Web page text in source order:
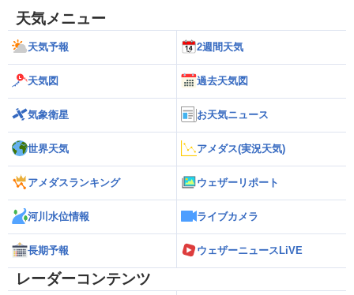
天気メニュー
天気予報 2週間天気
天気図 過去天気図
気象衛星 お天気ニュース
世界天気 アメダス(実況天気)
アメダスランキング ウェザーリポート
河川水位情報 ライブカメラ
長期予報 ウェザーニュースLiVE
レーダーコンテンツ